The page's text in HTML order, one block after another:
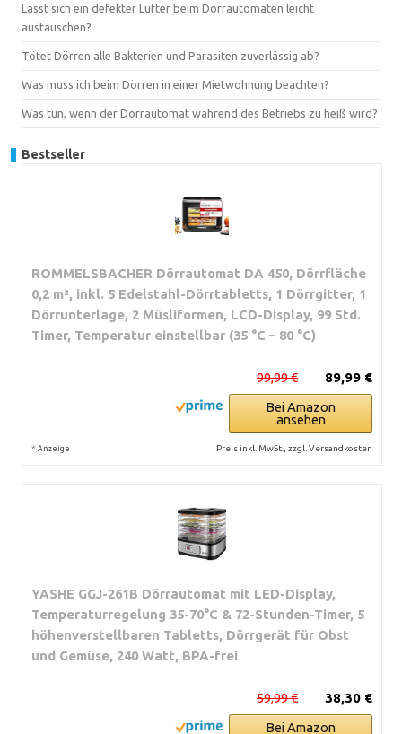
Lässt sich ein defekter Lüfter beim Dörrautomaten leicht
austauschen?
Tötet Dörren alle Bakterien und Parasiten zuverlässig ab?
Was muss ich beim Dörren in einer Mietwohnung beachten?
Was tun, wenn der Dörrautomat während des Betriebs zu heiß wird?
Bestseller
ROMMELSBACHER Dörrautomat DA 450, Dörrfläche
0,2 m², inkl. 5 Edelstahl-Dörrtabletts, 1 Dörrgitter, 1
Dörrunterlage, 2 Müsliformen, LCD-Display, 99 Std.
Timer, Temperatur einstellbar (35 °C – 80 °C)
89,99 €
99,99 €
Bei Amazon
ansehen
* Anzeige Preis inkl. MwSt., zzgl. Versandkosten
YASHE GGJ-261B Dörrautomat mit LED-Display,
Temperaturregelung 35-70°C & 72-Stunden-Timer, 5
höhenverstellbaren Tabletts, Dörrgerät für Obst
und Gemüse, 240 Watt, BPA-frei
38,30 €
59,99 €
Bei Amazon